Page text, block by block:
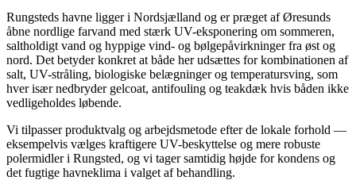
Rungsteds havne ligger i Nordsjælland og er præget af Øresunds
åbne nordlige farvand med stærk UV-eksponering om sommeren,
saltholdigt vand og hyppige vind- og bølgepåvirkninger fra øst og
nord. Det betyder konkret at både her udsættes for kombinationen af
salt, UV-stråling, biologiske belægninger og temperatursving, som
hver især nedbryder gelcoat, antifouling og teakdæk hvis båden ikke
vedligeholdes løbende.
Vi tilpasser produktvalg og arbejdsmetode efter de lokale forhold —
eksempelvis vælges kraftigere UV-beskyttelse og mere robuste
polermidler i Rungsted, og vi tager samtidig højde for kondens og
det fugtige havneklima i valget af behandling.